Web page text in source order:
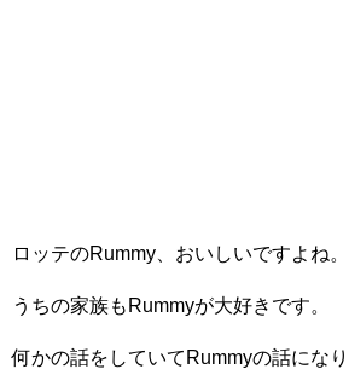
ロッテのRummy、おいしいですよね。
うちの家族もRummyが大好きです。
何かの話をしていてRummyの話になり